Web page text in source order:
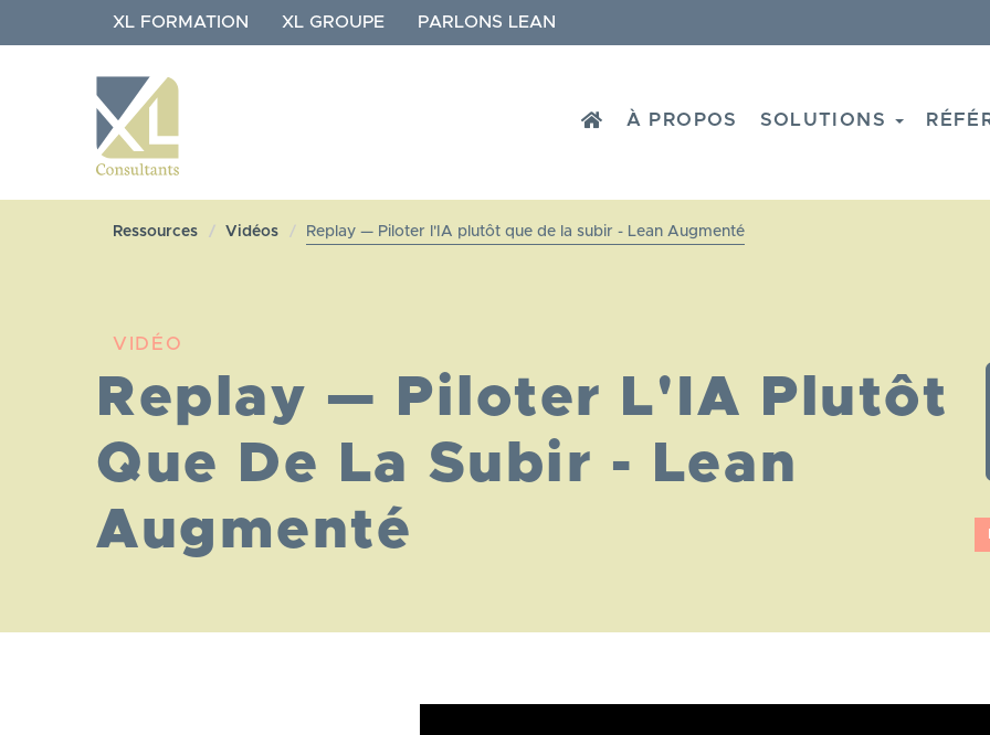
au
XL FORMATION XL GROUPE PARLONS LEAN
NAVIGATION
XL
HOME
À PROPOS SOLUTIONS
Ressources Vidéos Replay — Piloter l'IA plutôt que de la subir - Lean Augmenté
VIDÉO
Replay — Piloter L'IA Plutôt
Que De La Subir - Lean
Augmenté